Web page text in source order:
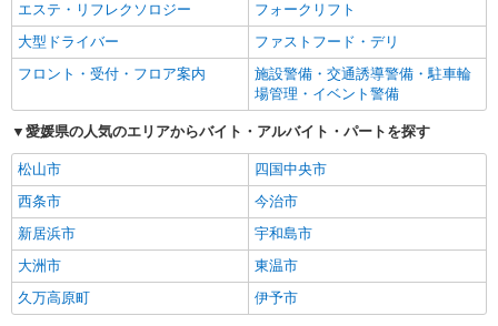
エステ・リフレクソロジー
フォークリフト
大型ドライバー
ファストフード・デリ
フロント・受付・フロア案内
施設警備・交通誘導警備・駐車輪
場管理・イベント警備
愛媛県の人気のエリアからバイト・アルバイト・パートを探す
松山市
四国中央市
西条市
今治市
新居浜市
宇和島市
大洲市
東温市
久万高原町
伊予市